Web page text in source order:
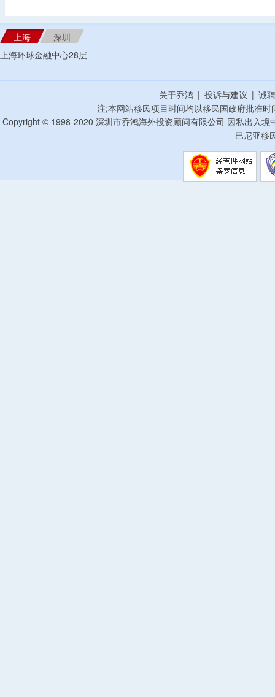
上海
深圳
上海环球金融中心28层
关于乔鸿 | 投诉与建议 | 诚
注;本网站移民项目时间均以移民国政府批准
Copyright © 1998-2020 深圳市乔鸿海外投资顾问有限公司 因私出入
巴尼亚移